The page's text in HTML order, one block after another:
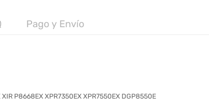
Pago y Envío
P8668EX XPR7350EX XPR7550EX DGP8550E